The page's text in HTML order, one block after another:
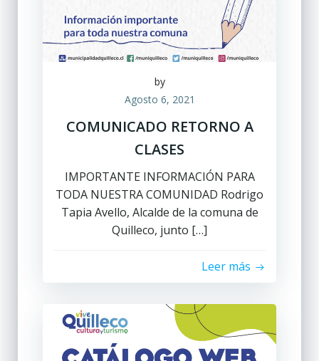
by
Agosto 6, 2021
COMUNICADO RETORNO A
CLASES
IMPORTANTE INFORMACIÓN PARA
TODA NUESTRA COMUNIDAD Rodrigo
Tapia Avello, Alcalde de la comuna de
Quilleco, junto […]
Leer más